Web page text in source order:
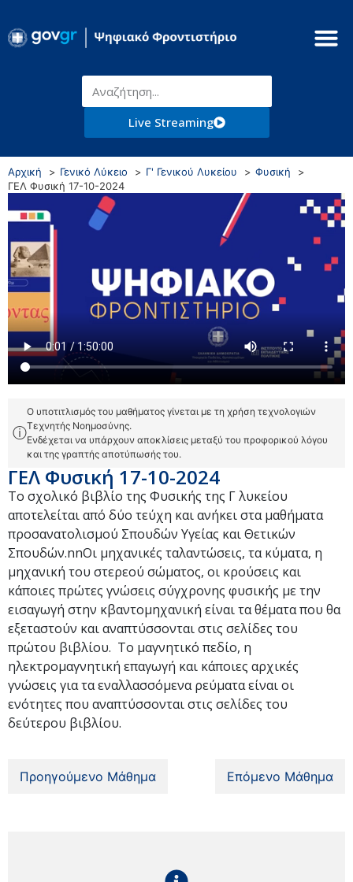
Live Streaming
Αρχική Γενικό Λύκειο Γ' Γενικού Λυκείου
Φυσική
ΓΕΛ Φυσική 17-10-2024
ⓘ
Ο υποτιτλισμός του μαθήματος γίνεται με τη χρήση τεχνολογιών
Τεχνητής Νοημοσύνης.
Ενδέχεται να υπάρχουν αποκλίσεις μεταξύ του προφορικού λόγου
και της γραπτής αποτύπωσής του.
ΓΕΛ Φυσική 17-10-2024
Το σχολικό βιβλίο της Φυσικής της Γ λυκείου
αποτελείται από δύο τεύχη και ανήκει στα μαθήματα
προσανατολισμού Σπουδών Υγείας και Θετικών
Σπουδών.nnΟι μηχανικές ταλαντώσεις, τα κύματα, η
μηχανική του στερεού σώματος, οι κρούσεις και
κάποιες πρώτες γνώσεις σύγχρονης φυσικής με την
εισαγωγή στην κβαντομηχανική είναι τα θέματα που θα
εξεταστούν και αναπτύσσονται στις σελίδες του
πρώτου βιβλίου. Το μαγνητικό πεδίο, η
ηλεκτρομαγνητική επαγωγή και κάποιες αρχικές
γνώσεις για τα εναλλασσόμενα ρεύματα είναι οι
ενότητες που αναπτύσσονται στις σελίδες του
δεύτερου βιβλίου.
Προηγούμενο Μάθημα Επόμενο Μάθημα